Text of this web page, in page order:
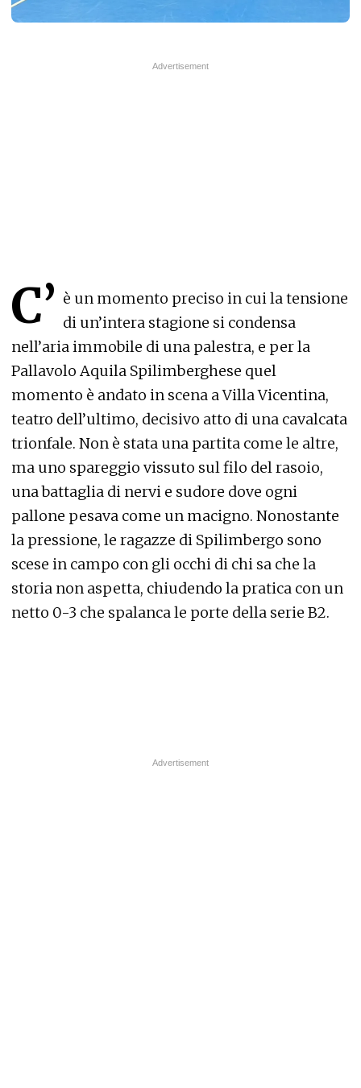
C’ è un momento preciso in cui la tensione
di un’intera stagione si condensa
nell’aria immobile di una palestra, e per la
Pallavolo Aquila Spilimberghese quel
momento è andato in scena a Villa Vicentina,
teatro dell’ultimo, decisivo atto di una cavalcata
trionfale. Non è stata una partita come le altre,
ma uno spareggio vissuto sul filo del rasoio,
una battaglia di nervi e sudore dove ogni
pallone pesava come un macigno. Nonostante
la pressione, le ragazze di Spilimbergo sono
scese in campo con gli occhi di chi sa che la
storia non aspetta, chiudendo la pratica con un
netto 0-3 che spalanca le porte della serie B2.